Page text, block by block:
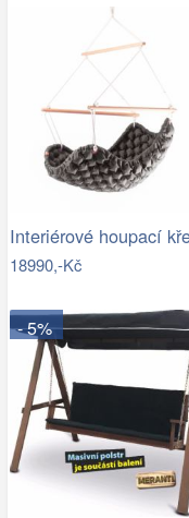
18990,-Kč
- 5%